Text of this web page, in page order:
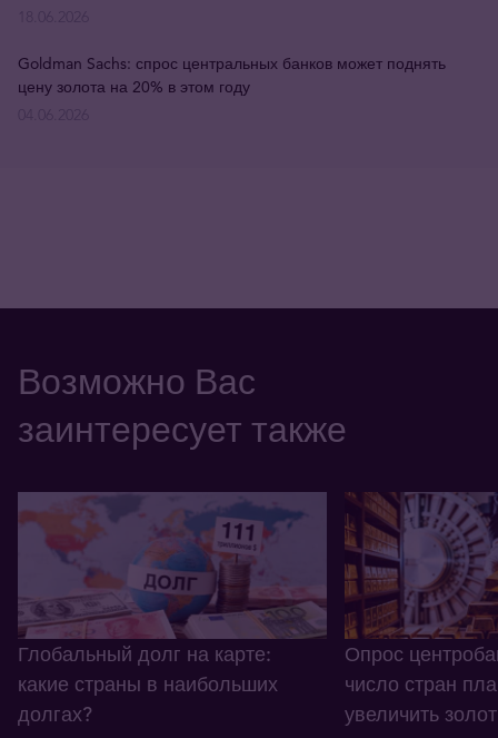
Goldman Sachs: спрос центральных банков может поднять
цену золота на 20% в этом году
Возможно Вас
заинтересует также
Глобальный долг на карте:
какие страны в наибольших
долгах?
Опрос
число стран
увеличить